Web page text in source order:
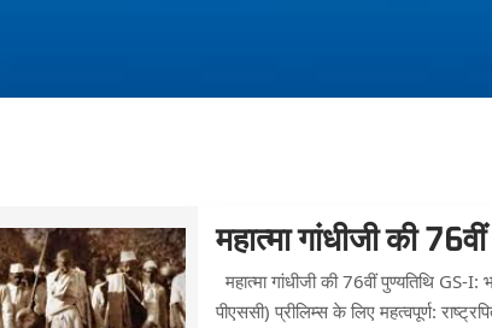
महात्मा गांधीजी की
महात्मा गांधीजी की 76वीं पुण्यतिथि GS-
पीएससी) प्रीलिम्स के लिए महत्वपूर्ण: